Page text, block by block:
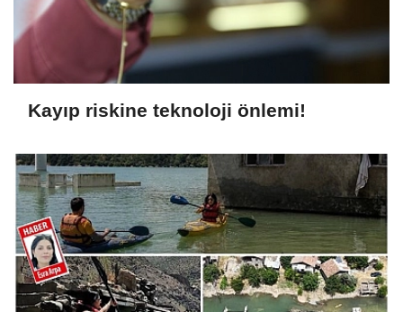
Kayıp riskine teknoloji önlemi!